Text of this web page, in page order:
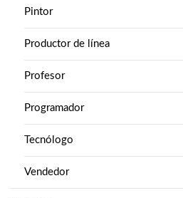
Pintor
Productor de línea
Profesor
Programador
Tecnólogo
Vendedor